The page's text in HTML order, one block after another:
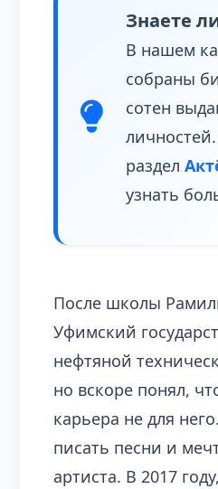
Знаете
В нашем
собраны
сотен
раздел
узнать
После школы
Уфимский
нефтяной
но вскоре понял,
карьера не для
писать песни и
артиста. В 2017